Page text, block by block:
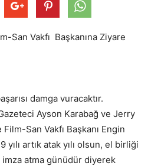
San Vakfı Başkanına Ziyare
damga vuracaktır.
Ayson Karabağ ve Jerry
San Vakfı Başkanı Engin
yılı artık atak yılı olsun, el birliği
atma günüdür diyerek